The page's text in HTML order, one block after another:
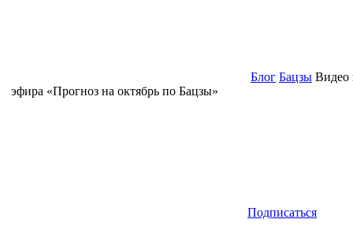
Блог Бацзы Видео
эфира «Прогноз на октябрь по Бацзы»
Подписаться